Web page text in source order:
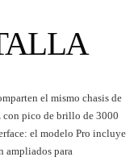
el mismo chasis de
con pico de brillo de 3000
el modelo Pro incluye
ampliados para